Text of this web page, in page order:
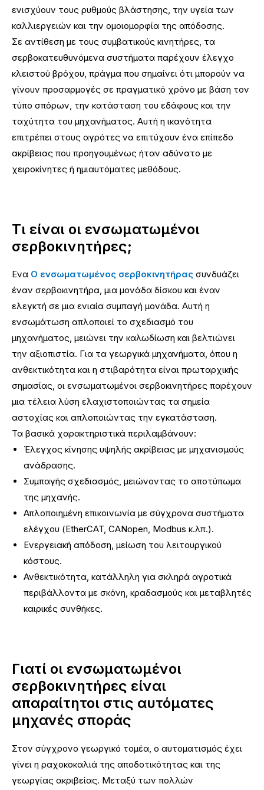
ενισχύουν τους ρυθμούς βλάστησης, την υγεία των
καλλιεργειών και την ομοιομορφία της απόδοσης.
Σε αντίθεση με τους συμβατικούς κινητήρες, τα
σερβοκατευθυνόμενα συστήματα παρέχουν έλεγχο
κλειστού βρόχου, πράγμα που σημαίνει ότι μπορούν να
γίνουν προσαρμογές σε πραγματικό χρόνο με βάση τον
τύπο σπόρων, την κατάσταση του εδάφους και την
ταχύτητα του μηχανήματος. Αυτή η ικανότητα
επιτρέπει στους αγρότες να επιτύχουν ένα επίπεδο
ακρίβειας που προηγουμένως ήταν αδύνατο με
χειροκίνητες ή ημιαυτόματες μεθόδους.
Τι είναι οι ενσωματωμένοι
σερβοκινητήρες;
Ενα Ο ενσωματωμένος σερβοκινητήρας συνδυάζει
έναν σερβοκινητήρα, μια μονάδα δίσκου και έναν
ελεγκτή σε μια ενιαία συμπαγή μονάδα. Αυτή η
ενσωμάτωση απλοποιεί το σχεδιασμό του
μηχανήματος, μειώνει την καλωδίωση και βελτιώνει
την αξιοπιστία. Για τα γεωργικά μηχανήματα, όπου η
ανθεκτικότητα και η στιβαρότητα είναι πρωταρχικής
σημασίας, οι ενσωματωμένοι σερβοκινητήρες παρέχουν
μια τέλεια λύση ελαχιστοποιώντας τα σημεία
αστοχίας και απλοποιώντας την εγκατάσταση.
Τα βασικά χαρακτηριστικά περιλαμβάνουν:
Έλεγχος κίνησης υψηλής ακρίβειας με μηχανισμούς
ανάδρασης.
Συμπαγής σχεδιασμός, μειώνοντας το αποτύπωμα
της μηχανής.
Απλοποιημένη επικοινωνία με σύγχρονα συστήματα
ελέγχου (EtherCAT, CANopen, Modbus κ.λπ.).
Ενεργειακή απόδοση, μείωση του λειτουργικού
κόστους.
Ανθεκτικότητα, κατάλληλη για σκληρά αγροτικά
περιβάλλοντα με σκόνη, κραδασμούς και μεταβλητές
καιρικές συνθήκες.
Γιατί οι ενσωματωμένοι
σερβοκινητήρες είναι
απαραίτητοι στις αυτόματες
μηχανές σποράς
Στον σύγχρονο γεωργικό τομέα, ο αυτοματισμός έχει
γίνει η ραχοκοκαλιά της αποδοτικότητας και της
γεωργίας ακριβείας. Μεταξύ των πολλών